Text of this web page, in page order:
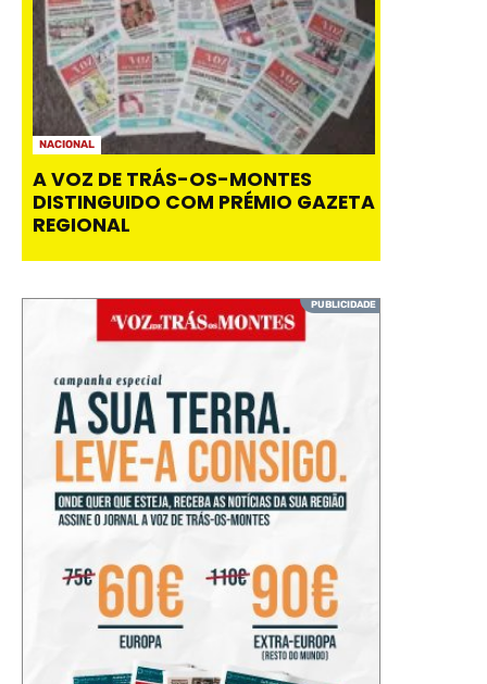
NACIONAL
A VOZ DE TRÁS-OS-MONTES
DISTINGUIDO COM PRÉMIO GAZETA
REGIONAL